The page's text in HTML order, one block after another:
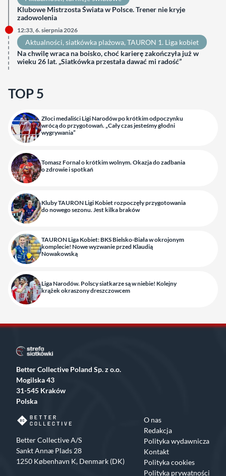
Klubowe Mistrzosta Świata w Polsce. Trener nie kryje
zadowolenia
12:33, 6. sierpnia 2026
Aktualności, siatkówka plażowa, TAURON 1. Liga kobiet
Na chwilę wraca na boisko, choć karierę zakończyła już w
wieku 26 lat. „Siatkówka przestała dawać mi radość”
TOP 5
Złoci medaliści Ligi Narodów po krótkim odpoczynku
wrócą do przygotowań. „Cały czas jesteśmy głodni
wygrywania”
Tomasz Fornal o krótkim wolnym. Okazja do zadbania
o zdrowie i spotkań
Kluby TAURON Ligi Kobiet rozpoczęły przygotowania
do nowego sezonu. Jest kilka braków
TAURON Liga Kobiet: BKS Bielsko-Biała w okrojonym
komplecie! Nowe wyzwanie przed Klaudią
Nowakowską
Liga Narodów. Polscy siatkarze są w niebie! Kolejny
krążek okraszony dreszczowcem
Better Collective Poland Sp. z o.o.
Mogilska 43
31-545 Kraków
Polska
Better Collective A/S
Sankt Annæ Plads 28
1250 København K, Denmark (DK)
O nas
Redakcja
Polityka wydawnicza
Kontakt
Polityka cookies
Polityka prywatności